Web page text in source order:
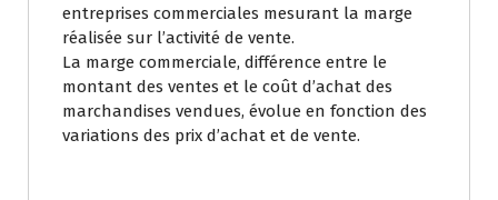
entreprises commerciales mesurant la marge
réalisée sur l’activité de vente.
La marge commerciale, différence entre le
montant des ventes et le coût d’achat des
marchandises vendues, évolue en fonction des
variations des prix d’achat et de vente.